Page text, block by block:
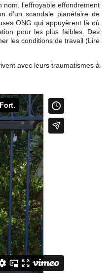
l’effroyable effondrement
d’un scandale planétaire de
ONG qui appuyèrent là où
pour les plus faibles. Des
les conditions de travail (Lire
avec leurs traumatismes à